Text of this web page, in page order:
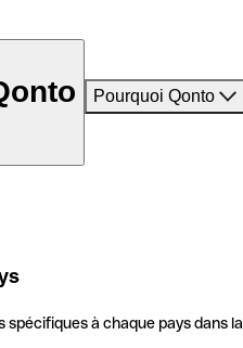
Pourquoi Qonto
à chaque pays dans